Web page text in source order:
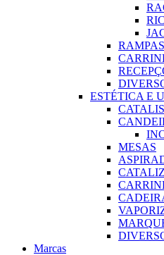
ESTÉTICA E
MESAS
Marcas